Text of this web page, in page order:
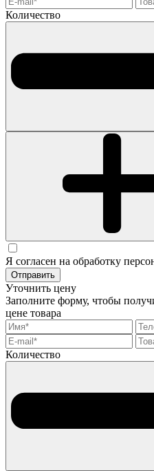
Количество
Я согласен на обработку
Отправить
Уточнить цену
Заполните форму, чтобы
цене товара
Количество